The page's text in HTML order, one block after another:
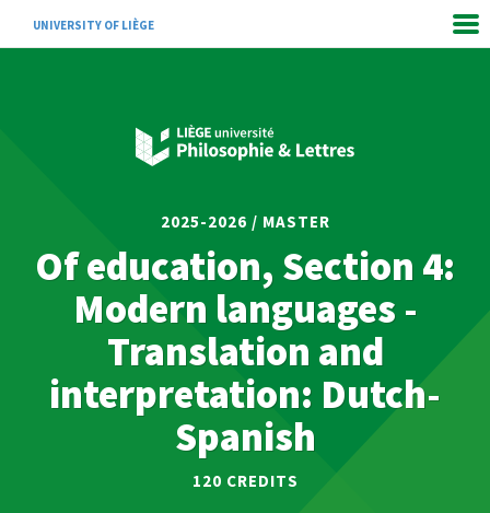
UNIVERSITY OF LIÈGE
2025-2026 / MASTER
Of education, Section 4:
Modern languages -
Translation and
interpretation: Dutch-
Spanish
120 CREDITS